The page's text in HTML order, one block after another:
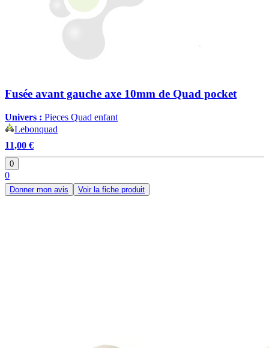
Fusée avant gauche axe 10mm de Quad pocket
Univers : Pieces Quad enfant
Lebonquad
11,00 €
0
0
Donner mon avis Voir la fiche produit